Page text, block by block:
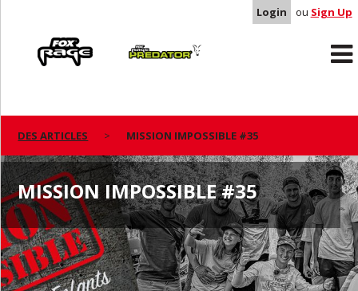
Login ou Sign Up
Predator
DES ARTICLES MISSION IMPOSSIBLE #35
MISSION IMPOSSIBLE #35